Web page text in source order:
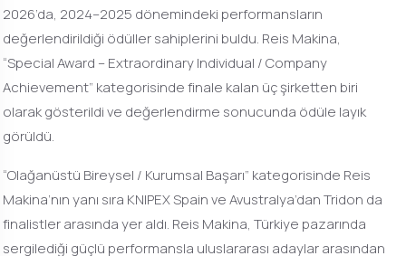
2026’da, 2024–2025 dönemindeki performansların
değerlendirildiği ödüller sahiplerini buldu. Reis Makina,
“Special Award – Extraordinary Individual / Company
Achievement” kategorisinde finale kalan üç şirketten biri
olarak gösterildi ve değerlendirme sonucunda ödüle layık
görüldü.
“Olağanüstü Bireysel / Kurumsal Başarı” kategorisinde Reis
Makina’nın yanı sıra KNIPEX Spain ve Avustralya’dan Tridon da
finalistler arasında yer aldı. Reis Makina, Türkiye pazarında
sergilediği güçlü performansla uluslararası adaylar arasından